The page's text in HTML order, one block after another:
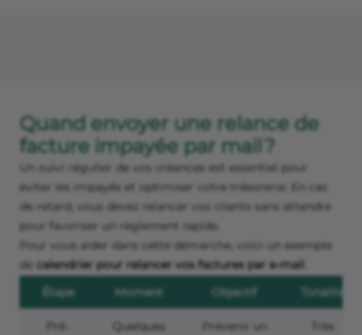
Quand envoyer une relance de
facture impayée par mail ?
Un suivi régulier de vos créances est essentiel pour
éviter les impayés et optimiser votre trésorerie. En cas
de retard, vous devez relancer vos clients sans attendre
pour favoriser un règlement rapide.
Pour vous aider dans cette démarche, voici un exemple
de calendrier pour relancer vos factures par e-mail
Étape
Moment Objectif Tonalité
Pré-
Quelques
Prévenir un
Très